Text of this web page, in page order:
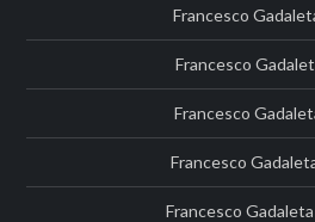
Francesco
Francesco
Francesco
Francesco
Francesco